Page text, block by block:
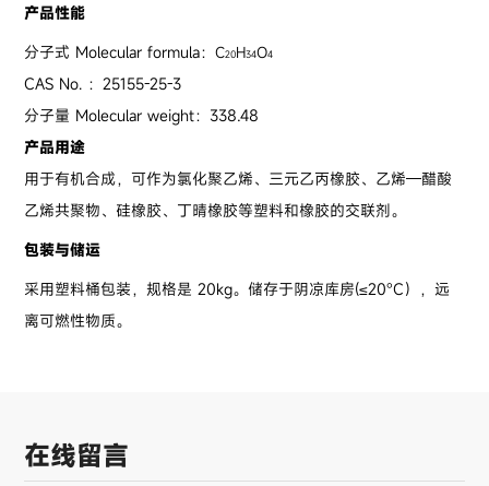
产品性能
分子式 Molecular formula：C20H34O4
CAS No. ：25155-25-3
分子量 Molecular weight：338.48
产品用途
用于有机合成，可作为氯化聚乙烯、三元乙丙橡胶、乙烯—醋酸
乙烯共聚物、硅橡胶、丁晴橡胶等塑料和橡胶的交联剂。
包装与储运
采用塑料桶包装，规格是 20kg。储存于阴凉库房(≤20°C），远
离可燃性物质。
在线留言